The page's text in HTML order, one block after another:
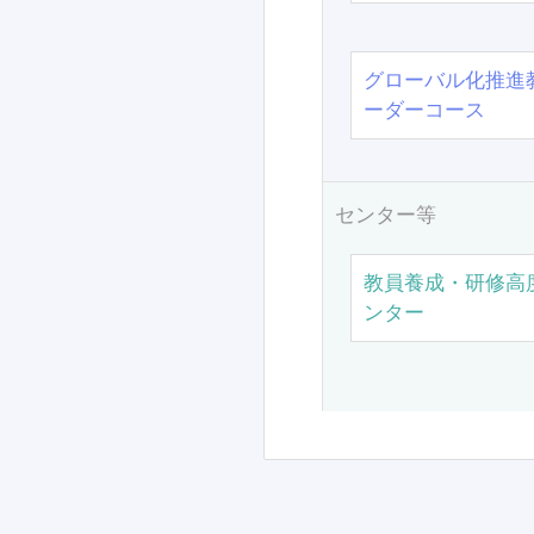
グローバル化推進
ーダーコース
センター等
教員養成・研修高
ンター